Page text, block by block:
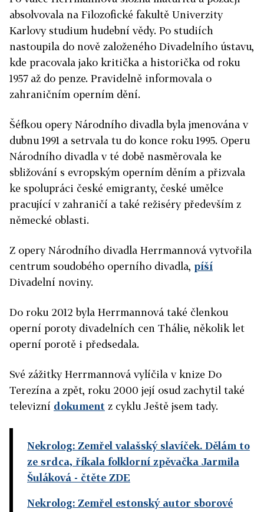
absolvovala na Filozofické fakultě Univerzity
Karlovy studium hudební vědy. Po studiích
nastoupila do nově založeného Divadelního ústavu,
kde pracovala jako kritička a historička od roku
1957 až do penze. Pravidelně informovala o
zahraničním operním dění.
Šéfkou opery Národního divadla byla jmenována v
dubnu 1991 a setrvala tu do konce roku 1995. Operu
Národního divadla v té době nasměrovala ke
sbližování s evropským operním děním a přizvala
ke spolupráci české emigranty, české umělce
pracující v zahraničí a také režiséry především z
německé oblasti.
Z opery Národního divadla Herrmannová vytvořila
centrum soudobého operního divadla, píší
Divadelní noviny.
Do roku 2012 byla Herrmannová také členkou
operní poroty divadelních cen Thálie, několik let
operní porotě i předsedala.
Své zážitky Herrmannová vylíčila v knize Do
Terezína a zpět, roku 2000 její osud zachytil také
televizní dokument z cyklu Ještě jsem tady.
Nekrolog: Zemřel valašský slavíček. Dělám to
ze srdca, říkala folklorní zpěvačka Jarmila
Šuláková - čtěte ZDE
Nekrolog: Zemřel estonský autor sborové